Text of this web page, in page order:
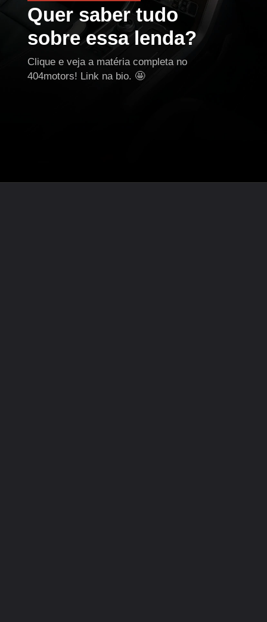
Quer saber tudo
sobre essa lenda?
Clique e veja a matéria completa no
404motors! Link na bio. 🤩